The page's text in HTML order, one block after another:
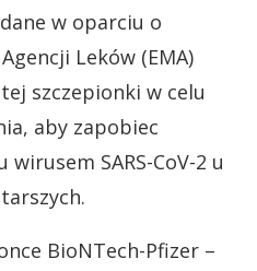
w oparciu o
Leków (EMA)
szczepionki w celu
aby zapobiec
wirusem SARS-CoV-2 u
BioNTech-Pfizer –